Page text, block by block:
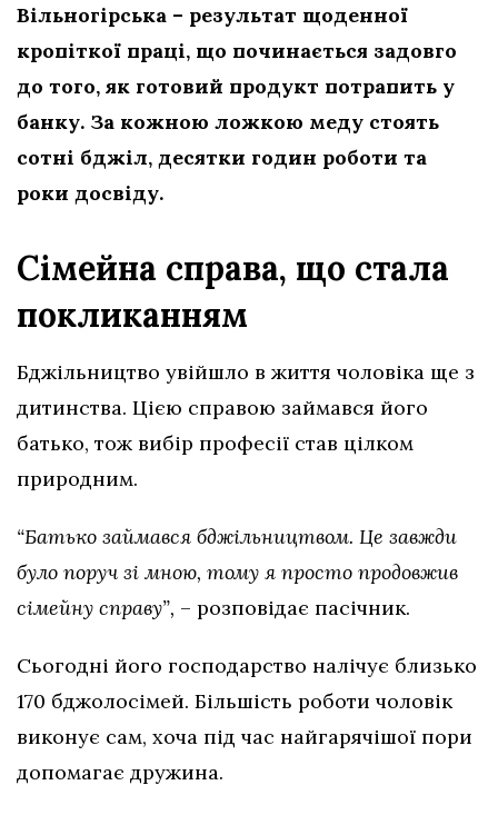
Вільногірська – результат щоденної
кропіткої праці, що починається задовго
до того, як готовий продукт потрапить у
банку. За кожною ложкою меду стоять
сотні бджіл, десятки годин роботи та
роки досвіду.
Сімейна справа, що стала
покликанням
Бджільництво увійшло в життя чоловіка ще з
дитинства. Цією справою займався його
батько, тож вибір професії став цілком
природним.
“Батько займався бджільництвом. Це завжди
було поруч зі мною, тому я просто продовжив
сімейну справу”, – розповідає пасічник.
Сьогодні його господарство налічує близько
170 бджолосімей. Більшість роботи чоловік
виконує сам, хоча під час найгарячішої пори
допомагає дружина.